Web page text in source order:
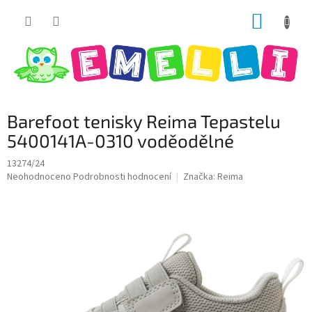
Barefoot tenisky Reima Tepastelu
5400141A-0310 voděodělné
13274/24
Průměrné
Neohodnoceno Podrobnosti hodnocení Značka: Reima